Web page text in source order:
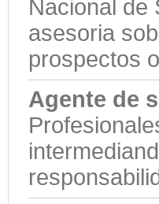
Nacional de
asesoria
prospectos
Agente de